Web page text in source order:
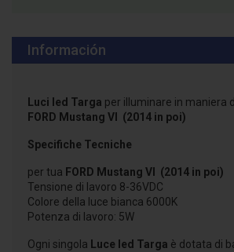
Información
Luci led Targa per illuminare in maniera
FORD Mustang VI (2014 in poi)
Specifiche Tecniche
per tua FORD Mustang VI (2014 in poi)
Tensione di lavoro 8-36VDC
Colore della luce bianca 6000K
Potenza di lavoro: 5W
Ogni singola Luce led Targa è dotata di